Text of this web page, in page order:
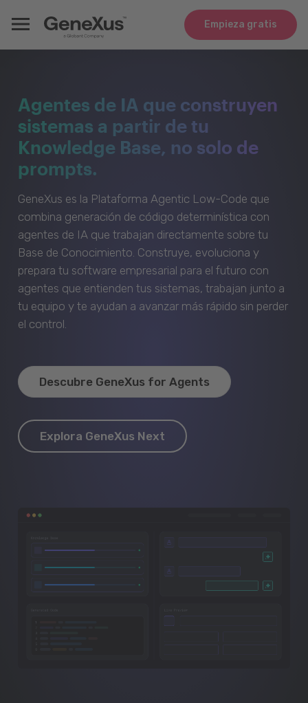
Empieza gratis
Agentes de IA que construyen
sistemas a partir de tu
Knowledge Base, no solo de
prompts.
GeneXus es la Plataforma Agentic Low-Code que
combina generación de código determinística con
agentes de IA que trabajan directamente sobre tu
Base de Conocimiento. Construye, evoluciona y
prepara tu software empresarial para el futuro con
agentes que entienden tus sistemas, trabajan junto a
tu equipo y te ayudan a avanzar más rápido sin perder
el control.
Descubre GeneXus for Agents
Explora GeneXus Next